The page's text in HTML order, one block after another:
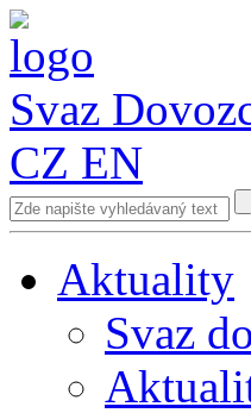
Svaz
CZ EN
Aktuality
Svaz